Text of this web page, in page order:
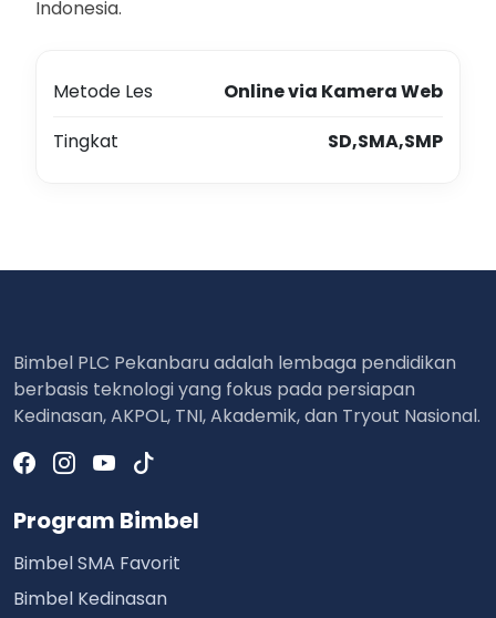
Indonesia.
Metode Les
Online via Kamera Web
Tingkat
SD,SMA,SMP
Bimbel PLC Pekanbaru adalah lembaga pendidikan
berbasis teknologi yang fokus pada persiapan
Kedinasan, AKPOL, TNI, Akademik, dan Tryout Nasional.
Program Bimbel
Bimbel SMA Favorit
Bimbel Kedinasan